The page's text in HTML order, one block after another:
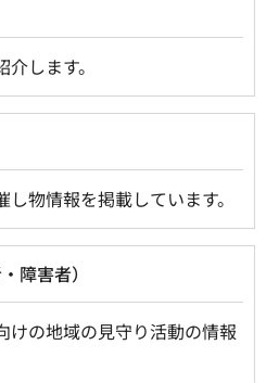
します。
物情報を掲載しています。
障害者）
けの地域の見守り活動の情報